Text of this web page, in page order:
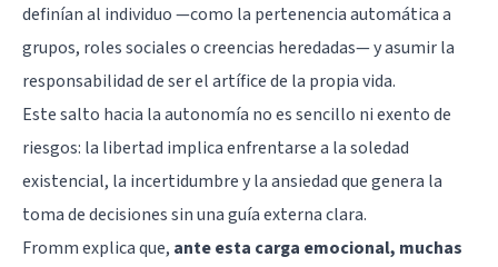
definían al individuo —como la pertenencia automática a
grupos, roles sociales o creencias heredadas— y asumir la
responsabilidad de ser el artífice de la propia vida.
Este salto hacia la autonomía no es sencillo ni exento de
riesgos: la libertad implica enfrentarse a la soledad
existencial, la incertidumbre y la ansiedad que genera la
toma de decisiones sin una guía externa clara.
Fromm explica que, ante esta carga emocional, muchas